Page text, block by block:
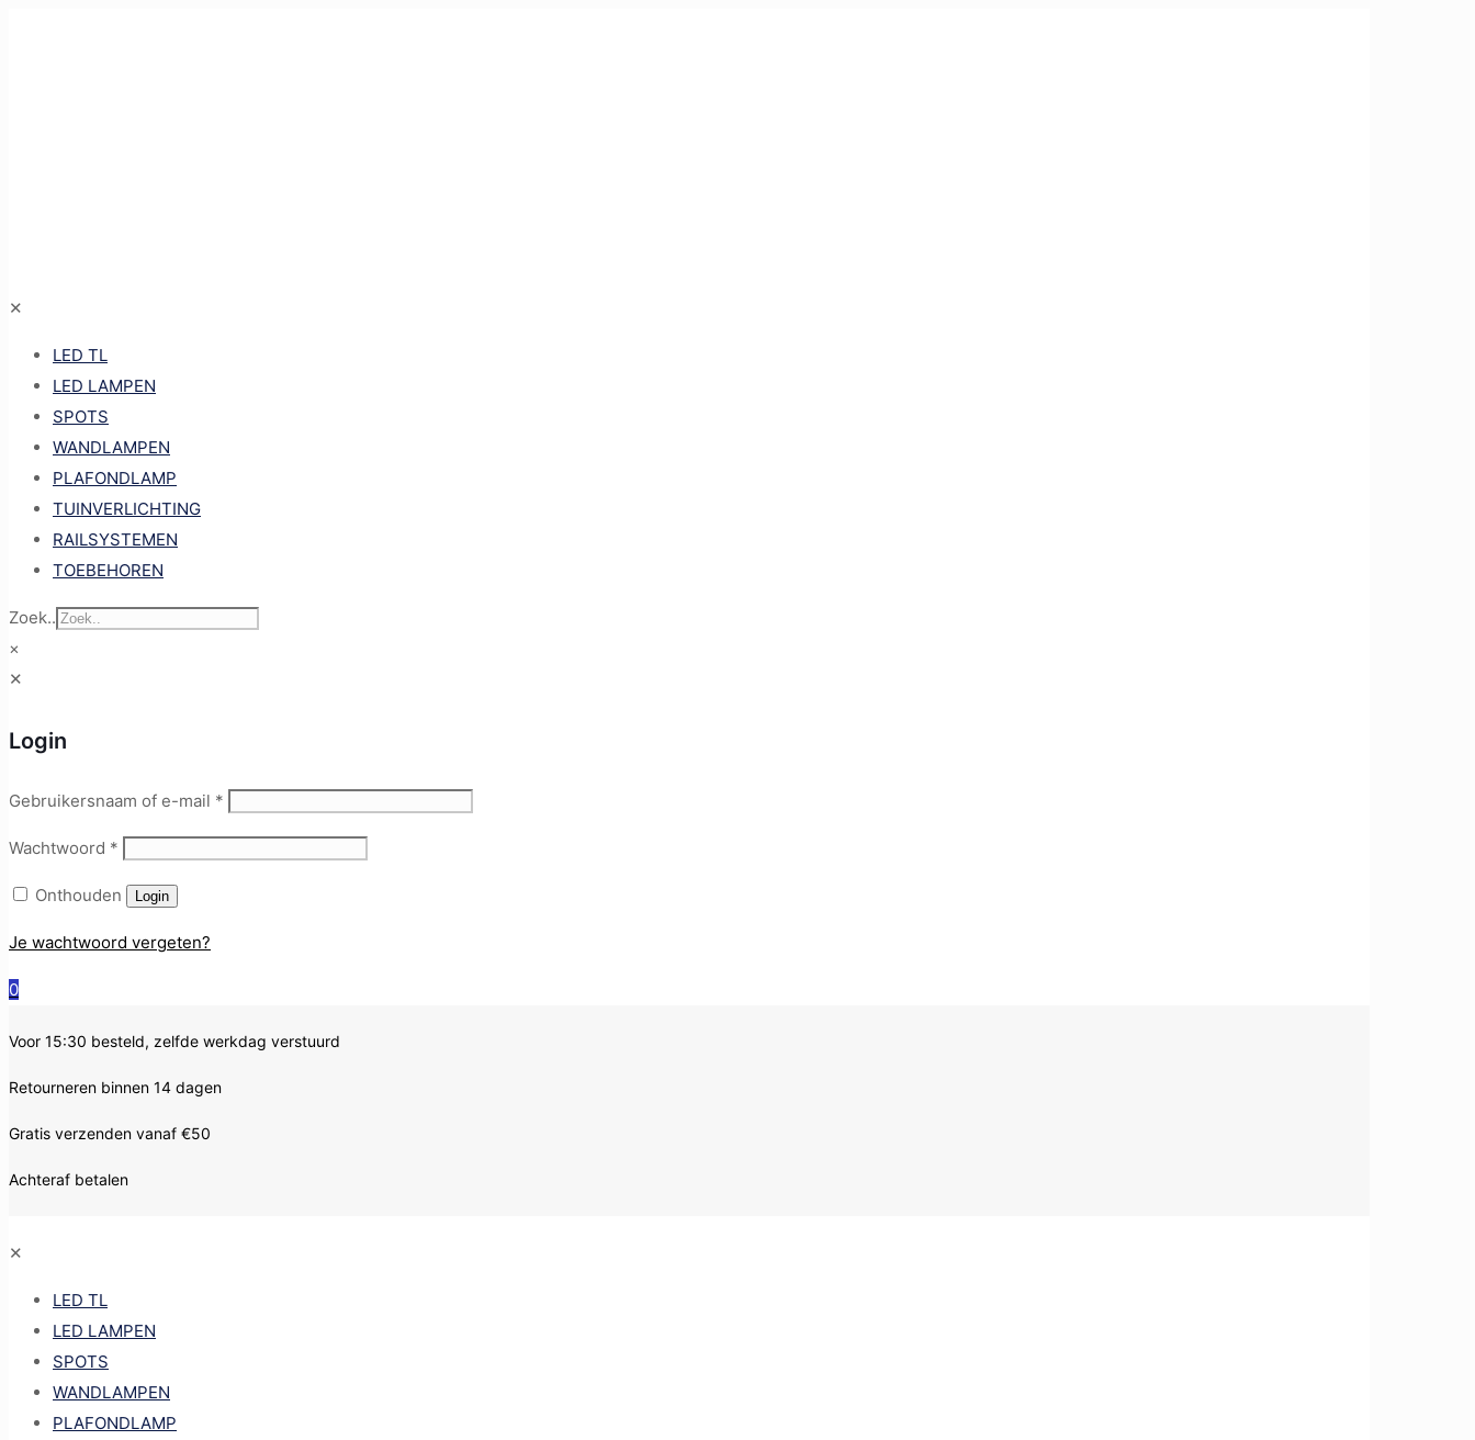
✕
LED TL
LED LAMPEN
SPOTS
WANDLAMPEN
PLAFONDLAMP
TUINVERLICHTING
RAILSYSTEMEN
TOEBEHOREN
Zoek..
×
✕
Login
Gebruikersnaam of e-mail *
Wachtwoord *
Onthouden Login
Je wachtwoord vergeten?
0
Voor 15:30 besteld, zelfde werkdag verstuurd
Retourneren binnen 14 dagen
Gratis verzenden vanaf €50
Achteraf betalen
✕
LED TL
LED LAMPEN
SPOTS
WANDLAMPEN
PLAFONDLAMP